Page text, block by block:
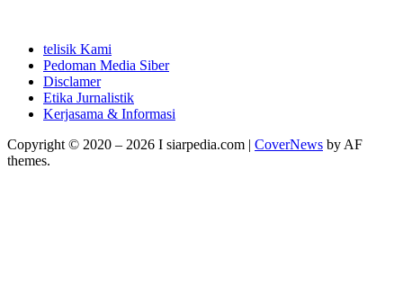
telisik Kami
Pedoman Media Siber
Disclamer
Etika Jurnalistik
Kerjasama & Informasi
Copyright © 2020 – 2026 I siarpedia.com | CoverNews by AF
themes.